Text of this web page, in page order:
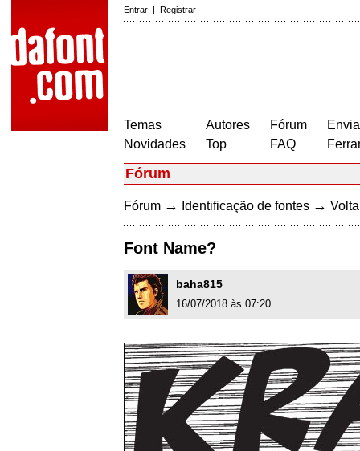
Entrar | Registrar
Temas
Novidades
Autores
Top
Fórum
FAQ
Fórum
Fórum → Identificação de fontes →
Font Name?
baha815
16/07/2018 às 07:20